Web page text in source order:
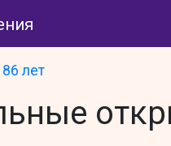
лет